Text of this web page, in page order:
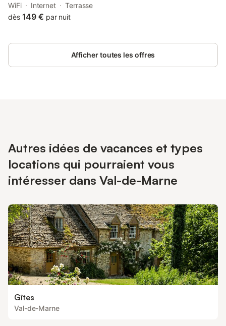
situated in Fontenay-sous-Bois, 8.8 km from Opéra Bastille and
11 km from Notre Dame Cathedral.
WiFi Internet
Terrasse
dès 149 € par nuit
Afficher toutes les offres
Autres idées de vacances et types
locations qui pourraient vous
intéresser dans Val-de-Marne
Gîtes
Val-de-Marne